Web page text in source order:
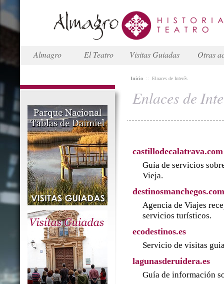
Almagro El Teatro Visitas Guiadas Otras
Inicio :: Elnaces de Interés
Enlaces de
castillodecalatrava.com
Guía de servicios
Vieja.
destinosmanchegos.com
Agencia de Viajes
servicios turísticos.
ecodestinos.es
Servicio de visitas
lagunasderuidera.es
Guía de información